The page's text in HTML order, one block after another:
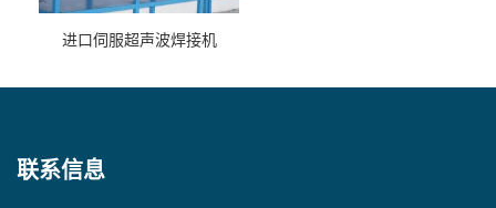
进口伺服超声波焊接机
联系信息